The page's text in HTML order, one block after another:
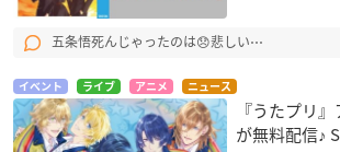
五条悟死んじゃったのは😞悲しい⋯
イベント ライブ アニメ ニュース
『うたプリ
が無料配信♪